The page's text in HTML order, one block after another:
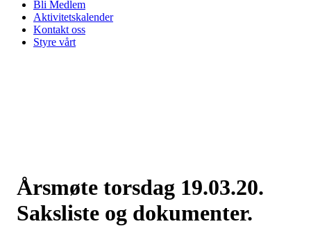
Bli Medlem
Aktivitetskalender
Kontakt oss
Styre vårt
Årsmøte torsdag 19.03.20.
Saksliste og dokumenter.